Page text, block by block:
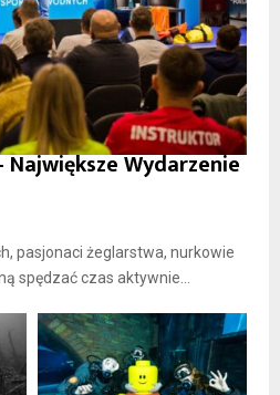
Największe Wydarzenie
pasjonaci żeglarstwa, nurkowie
spędzać czas aktywnie...